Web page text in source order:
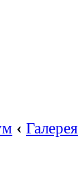
‹ Галерея